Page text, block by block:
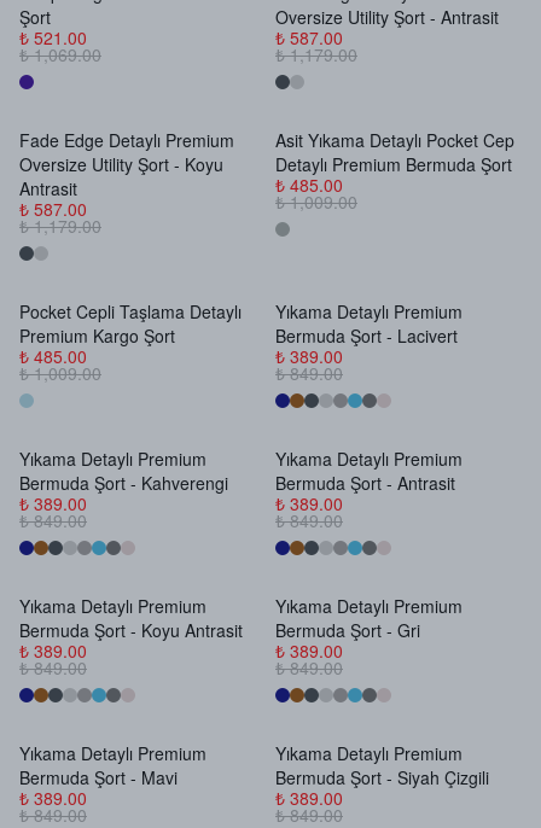
Şort
₺ 521.00
₺ 1,069.00
Oversize Utility Şort - Antrasit
₺ 587.00
₺ 1,179.00
Stokta Yok
Fade Edge Detaylı Premium
Oversize Utility Şort - Koyu
Antrasit
₺ 587.00
₺ 1,179.00
Stokta Yok
Asit Yıkama Detaylı Pocket Cep
Detaylı Premium Bermuda Şort
₺ 485.00
₺ 1,009.00
Stokta Yok
Pocket Cepli Taşlama Detaylı
Premium Kargo Şort
₺ 485.00
₺ 1,009.00
Stokta Yok
Yıkama Detaylı Premium
Bermuda Şort - Lacivert
₺ 389.00
₺ 849.00
Stokta Yok
Yıkama Detaylı Premium
Bermuda Şort - Kahverengi
₺ 389.00
₺ 849.00
Stokta Yok
Yıkama Detaylı Premium
Bermuda Şort - Antrasit
₺ 389.00
₺ 849.00
Stokta Yok
Yıkama Detaylı Premium
Bermuda Şort - Koyu Antrasit
₺ 389.00
₺ 849.00
Stokta Yok
Yıkama Detaylı Premium
Bermuda Şort - Gri
₺ 389.00
₺ 849.00
Stokta Yok
Yıkama Detaylı Premium
Bermuda Şort - Mavi
₺ 389.00
₺ 849.00
Stokta Yok
Yıkama Detaylı Premium
Bermuda Şort - Siyah Çizgili
₺ 389.00
₺ 849.00